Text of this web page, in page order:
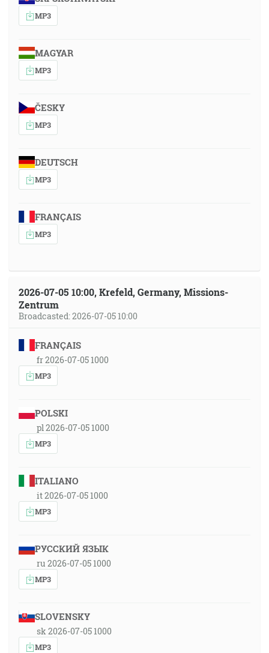
MP3
MAGYAR
MP3
ČESKY
MP3
DEUTSCH
MP3
FRANÇAIS
MP3
2026-07-05 10:00, Krefeld, Germany, Missions-
Zentrum
Broadcasted: 2026-07-05 10:00
FRANÇAIS
fr 2026-07-05 1000
MP3
POLSKI
pl 2026-07-05 1000
MP3
ITALIANO
it 2026-07-05 1000
MP3
РУССКИЙ ЯЗЫК
ru 2026-07-05 1000
MP3
SLOVENSKY
sk 2026-07-05 1000
MP3